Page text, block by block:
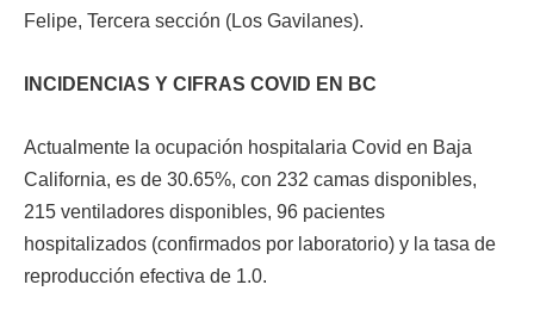
Felipe, Tercera sección (Los Gavilanes).
INCIDENCIAS Y CIFRAS COVID EN BC
Actualmente la ocupación hospitalaria Covid en Baja
California, es de 30.65%, con 232 camas disponibles,
215 ventiladores disponibles, 96 pacientes
hospitalizados (confirmados por laboratorio) y la tasa de
reproducción efectiva de 1.0.